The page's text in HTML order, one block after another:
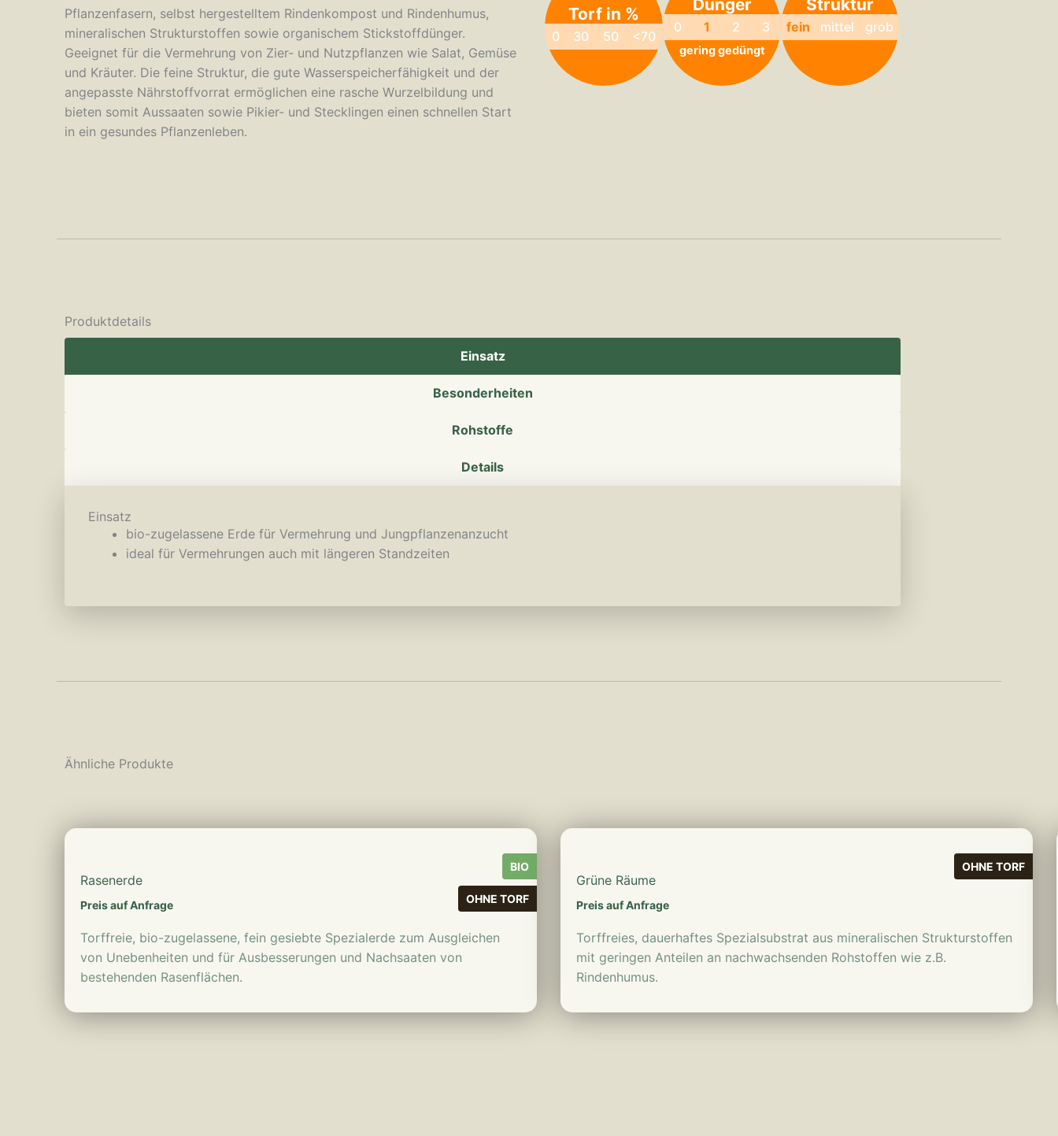
Pflanzenfasern, selbst hergestelltem Rindenkompost und Rindenhumus,
mineralischen Strukturstoffen sowie organischem Stickstoffdünger.
Geeignet für die Vermehrung von Zier- und Nutzpflanzen wie Salat, Gemüse
und Kräuter. Die feine Struktur, die gute Wasserspeicherfähigkeit und der
angepasste Nährstoffvorrat ermöglichen eine rasche Wurzelbildung und
bieten somit Aussaaten sowie Pikier- und Stecklingen einen schnellen Start
in ein gesundes Pflanzenleben.
Torf in %
0 30 50 <70
Dünger
0 1 2 3
gering gedüngt
Struktur
fein mittel grob
Produktdetails
Einsatz
Besonderheiten
Rohstoffe
Details
Einsatz
bio-zugelassene Erde für Vermehrung und Jungpflanzenanzucht
ideal für Vermehrungen auch mit längeren Standzeiten
Ähnliche Produkte
BIO
OHNE TORF
Rasenerde
Preis auf Anfrage
Torffreie, bio-zugelassene, fein gesiebte Spezialerde zum Ausgleichen
von Unebenheiten und für Ausbesserungen und Nachsaaten von
bestehenden Rasenflächen.
OHNE TORF
Grüne Räume
Preis auf Anfrage
Torffreies, dauerhaftes Spezialsubstrat aus mineralischen Strukturstoffen
mit geringen Anteilen an nachwachsenden Rohstoffen wie z.B.
Rindenhumus.